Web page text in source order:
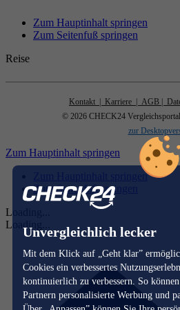
Unvergleichlich lecker
Mit dem Klick auf „Geht klar”
Cookies ein verbessertes
kontinuierlich zu verbessern. So
Partnern personalisierte Werbung und
Zum Hauptinhalt springen
Zum Seitenfuß springen
Reise
Kontakt | Karriere | AGB |
© 2026 CHECK24
zur
Zum Hauptinhalt springen
Zum Hauptinhalt springen
Zum Seitenfuß springen
Loading...
Loading...